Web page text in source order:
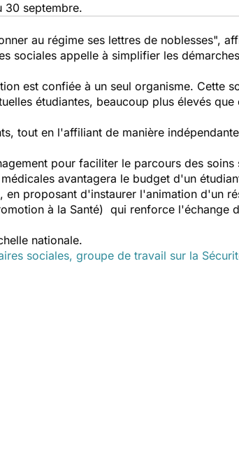
30 septembre.
au régime ses lettres de noblesses",
sociales appelle à simplifier les
est confiée à un seul organisme. Cette
étudiantes, beaucoup plus élevés
tout en l'affiliant de manière
pour faciliter le parcours des soins
avantagera le budget d'un
en proposant d'instaurer l'animation d'un
à la Santé) qui renforce l'échange
nationale.
sociales, groupe de travail sur la